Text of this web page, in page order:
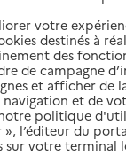
votre
destinés à
des
de campagne
et afficher de
et de
politique
l’éditeur du
sur votre terminal